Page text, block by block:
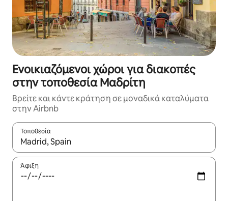
Ενοικιαζόμενοι χώροι για διακοπές
στην τοποθεσία Μαδρίτη
Βρείτε και κάντε κράτηση σε μοναδικά καταλύματα
στην Airbnb
Τοποθεσία
Όταν τα αποτελέσματα είναι διαθέσιμα, μπορείτε να
Άφιξη